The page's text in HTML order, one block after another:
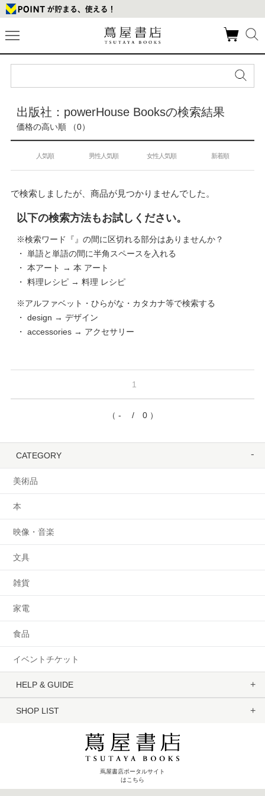
出版社：powerHouse Booksの検索結果
価格の高い順 （0）
人気順 男性人気順 女性人気順 新着順
で検索しましたが、商品が見つかりませんでした。
以下の検索方法もお試しください。
※検索ワード『』の間に区切れる部分はありませんか？
・ 単語と単語の間に半角スペースを入れる
・ 本アート → 本 アート
・ 料理レシピ → 料理 レシピ
※アルファベット・ひらがな・カタカナ等で検索する
・ design → デザイン
・ accessories → アクセサリー
1
（ - / 0 ）
CATEGORY
美術品
本
映像・音楽
文具
雑貨
家電
食品
イベントチケット
HELP & GUIDE
SHOP LIST
蔦屋書店ポータルサイト
はこちら